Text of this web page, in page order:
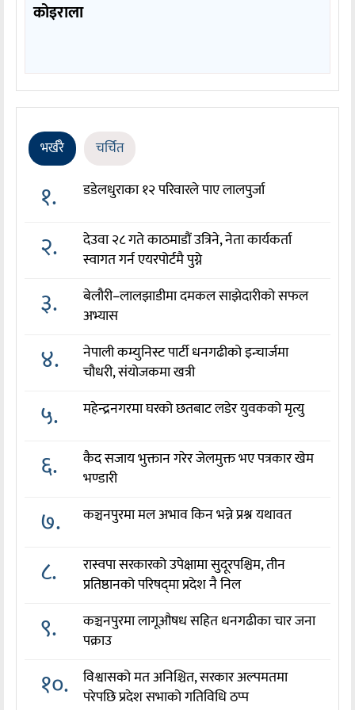
कोइराला
भर्खरै चर्चित
१. डडेलधुराका १२ परिवारले पाए लालपुर्जा
२.
देउवा २८ गते काठमाडौं उत्रिने, नेता कार्यकर्ता
स्वागत गर्न एयरपोर्टमै पुग्ने
३.
बेलौरी–लालझाडीमा दमकल साझेदारीको सफल
अभ्यास
४.
नेपाली कम्युनिस्ट पार्टी धनगढीको इन्चार्जमा
चौधरी, संयोजकमा खत्री
५. महेन्द्रनगरमा घरको छतबाट लडेर युवकको मृत्यु
६.
कैद सजाय भुक्तान गरेर जेलमुक्त भए पत्रकार खेम
भण्डारी
७. कञ्चनपुरमा मल अभाव किन भन्ने प्रश्न यथावत
८.
रास्वपा सरकारको उपेक्षामा सुदूरपश्चिम, तीन
प्रतिष्ठानको परिषद्‌मा प्रदेश नै निल
९.
कञ्चनपुरमा लागूऔषध सहित धनगढीका चार जना
पक्राउ
१०.
विश्वासको मत अनिश्चित, सरकार अल्पमतमा
परेपछि प्रदेश सभाको गतिविधि ठप्प